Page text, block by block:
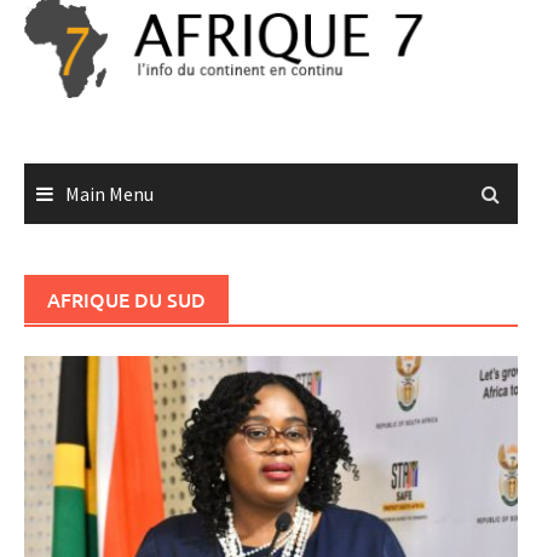
Skip
content
Main Menu
AFRIQUE DU SUD